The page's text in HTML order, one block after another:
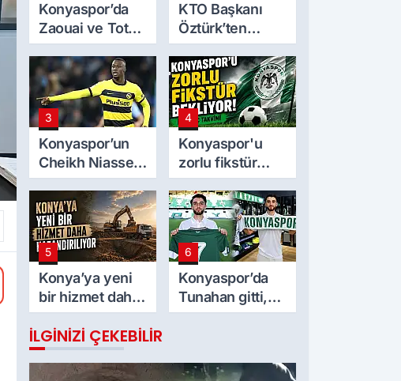
Konyaspor’da
Zaouai ve Toth
heyecanı
KTO Başkanı
Öztürk’ten
Mekpan Panel’e
ziyaret
3
Konyaspor’un
Cheikh Niasse
ilgisi
4
Konyaspor'u
zorlu fikstür
bekliyor! İşte
maç takvimi
5
Konya’ya yeni
bir hizmet daha
kazandırılıyor
6
Konyaspor’da
Tunahan gitti,
sıradaki Adil mi?
İLGINIZI ÇEKEBILIR